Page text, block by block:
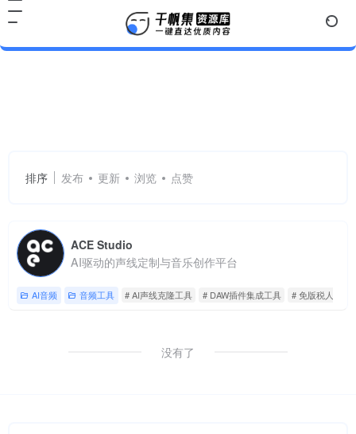
排序 发布 更新 浏览 点赞
ACE Studio
AI驱动的声线定制与音乐创作平台
AI音频 音频工具 # AI声线克隆工具 # DAW插件集成工具 # 免版税人声资
没有了